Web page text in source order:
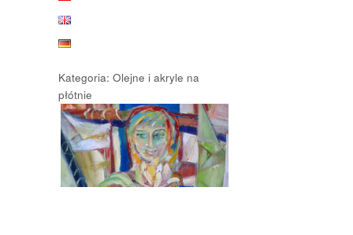
Kategoria: Olejne i akryle na
płótnie